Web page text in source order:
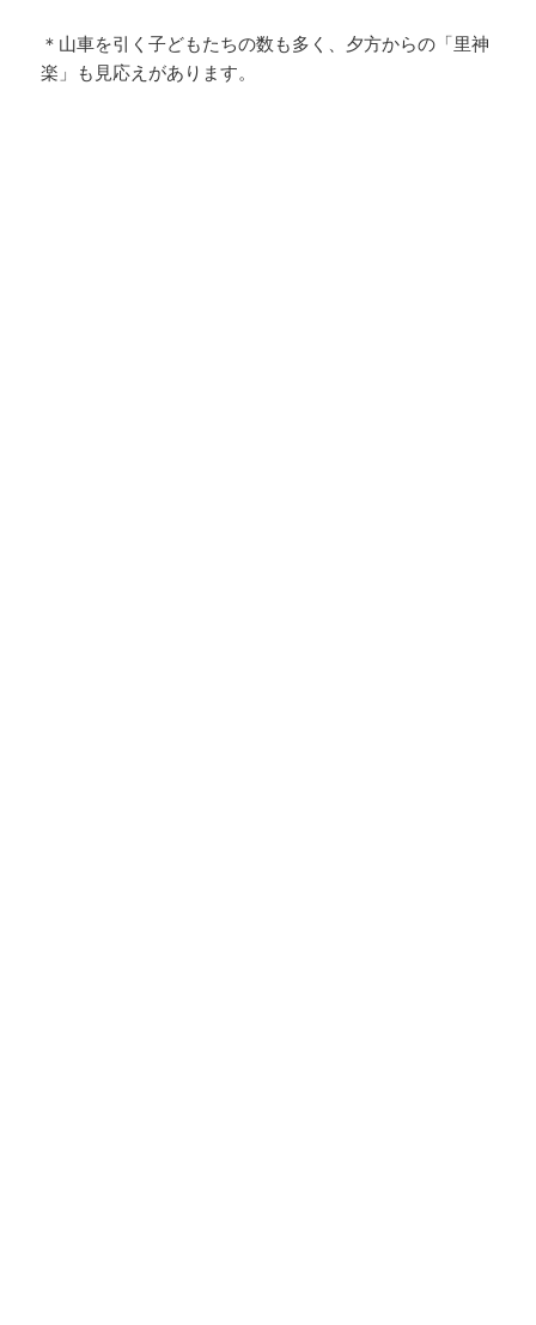
＊山車を引く子どもたちの数も多く、夕方からの「里神
楽」も見応えがあります。